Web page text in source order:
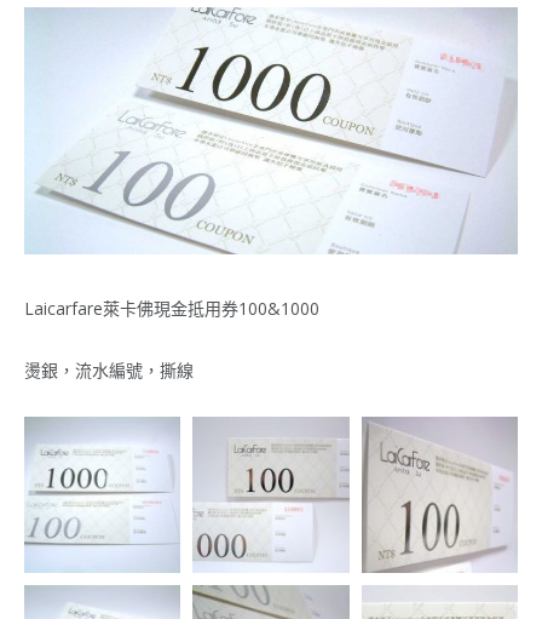
Laicarfare萊卡佛現金抵用券100&1000
燙銀，流水編號，撕線